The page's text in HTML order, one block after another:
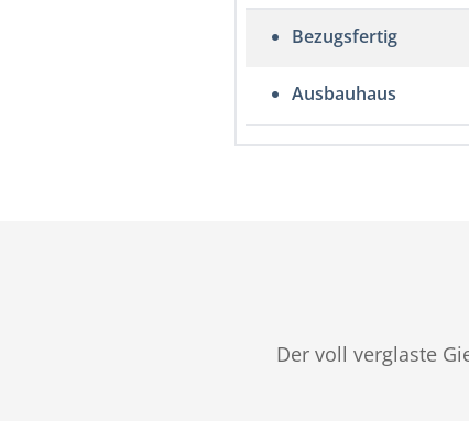
Bezugsfertig
Ausbauhaus
Der voll verglaste